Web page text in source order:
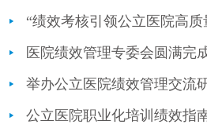
“绩效考核引领公立医院高
医院绩效管理专委会圆满完
举办公立医院绩效管理交流
公立医院职业化培训绩效指